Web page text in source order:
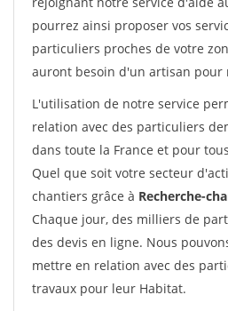
pourrez ainsi proposer vos
particuliers proches de votre
auront besoin d'un artisan pour
L'utilisation de notre service
relation avec des particuliers
dans toute la France et pour
Quel que soit votre secteur
chantiers grâce à Recherche-
Chaque jour, des milliers de
des devis en ligne. Nous
mettre en relation avec des
travaux pour leur Habitat.